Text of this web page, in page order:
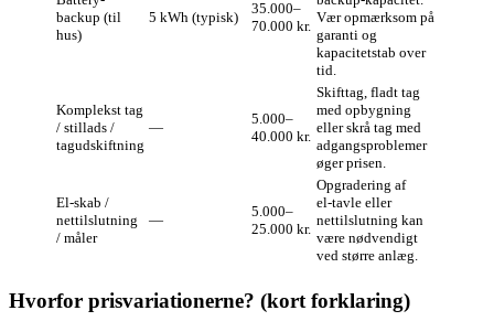
backup (til
hus)
5 kWh (typisk)
35.000–
70.000 kr.
Vær opmærksom på
garanti og
kapacitetstab over
tid.
Komplekst tag
/ stillads /
tagudskiftning
—
5.000–
40.000 kr.
Skifttag, fladt tag
med opbygning
eller skrå tag med
adgangsproblemer
øger prisen.
El‑skab /
nettilslutning
/ måler
—
5.000–
25.000 kr.
Opgradering af
el‑tavle eller
nettilslutning kan
være nødvendigt
ved større anlæg.
Hvorfor prisvariationerne? (kort forklaring)